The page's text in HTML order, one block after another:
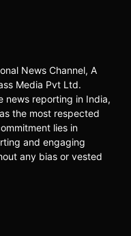
News Channel, A
Media Pvt Ltd.
news reporting in India,
the most respected
lies in
and engaging
any bias or vested